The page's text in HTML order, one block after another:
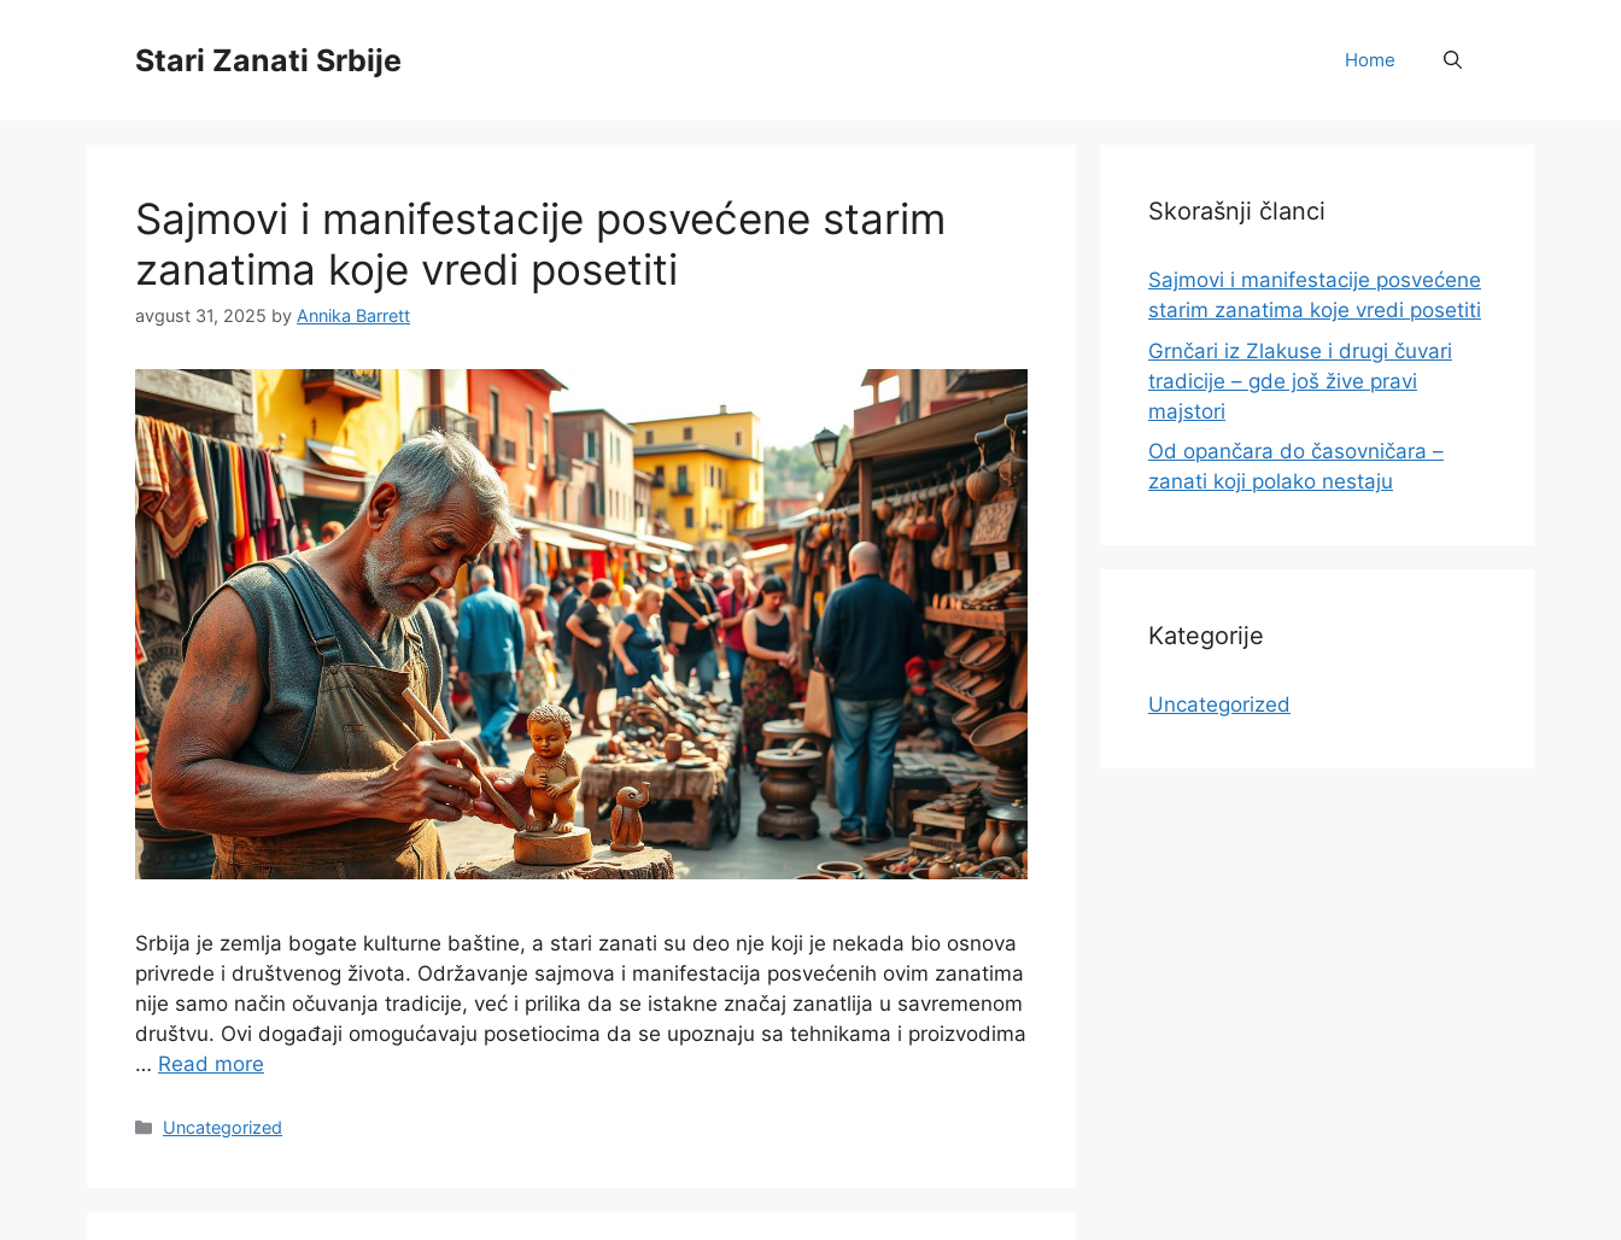
Stari Zanati Srbije Home
Sajmovi i manifestacije posvećene starim
zanatima koje vredi posetiti
avgust 31, 2025 by Annika Barrett
Srbija je zemlja bogate kulturne baštine, a stari zanati su deo nje koji je nekada bio osnova
privrede i društvenog života. Održavanje sajmova i manifestacija posvećenih ovim zanatima
nije samo način očuvanja tradicije, već i prilika da se istakne značaj zanatlija u savremenom
društvu. Ovi događaji omogućavaju posetiocima da se upoznaju sa tehnikama i proizvodima
… Read more
Categories
Uncategorized
Skorašnji članci
Sajmovi i manifestacije posvećene
starim zanatima koje vredi posetiti
Grnčari iz Zlakuse i drugi čuvari
tradicije – gde još žive pravi
majstori
Od opančara do časovničara –
zanati koji polako nestaju
Kategorije
Uncategorized